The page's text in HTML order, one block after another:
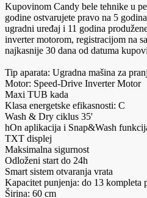
Kupovinom Candy bele tehnike u
godine ostvarujete pravo na 5
ugradni uređaj i 11 godina
inverter motorom, registracijom na
najkasnije 30 dana od datuma
Tip aparata: Ugradna mašina za
Motor: Speed-Drive Inverter Motor
Maxi TUB kada
Klasa energetske efikasnosti: C
Wash & Dry ciklus 35'
hOn aplikacija i Snap&Wash
TXT displej
Maksimalna sigurnost
Odloženi start do 24h
Smart sistem otvaranja vrata
Kapacitet punjenja: do 13 kompleta
Širina: 60 cm